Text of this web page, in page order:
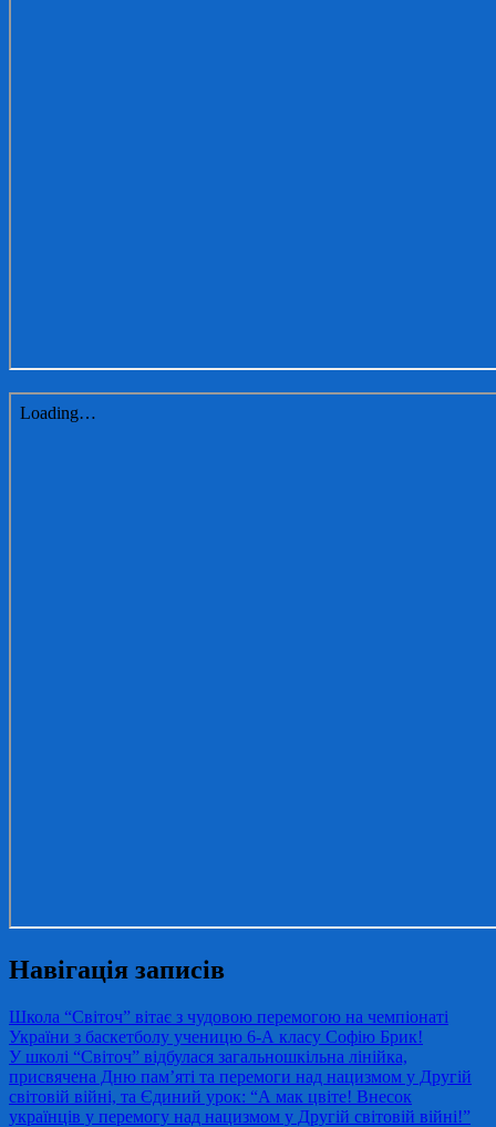
Навігація записів
Школа “Світоч” вітає з чудовою перемогою на чемпіонаті
України з баскетболу ученицю 6-А класу Софію Брик!
У школі “Світоч” відбулася загальношкільна лінійка,
присвячена Дню пам’яті та перемоги над нацизмом у Другій
світовій війні, та Єдиний урок: “А мак цвіте! Внесок
українців у перемогу над нацизмом у Другій світовій війні!”